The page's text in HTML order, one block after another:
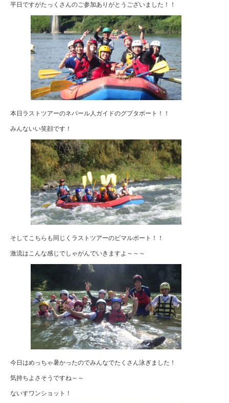
平日ですがたっくさんのご参加ありがとうございました！！
本日ラストツアーのネパール人ガイドのグプタボート！！
みんないい笑顔です！
そしてこちらも同じくラストツアーのビマルボート！！
激流はこんな感じでしゃがんでいきますよ～～～
今日はめっちゃ暑かったのでみんなでたくさん泳ぎました！
気持ちよさそうですね～～
ないすワンショット！